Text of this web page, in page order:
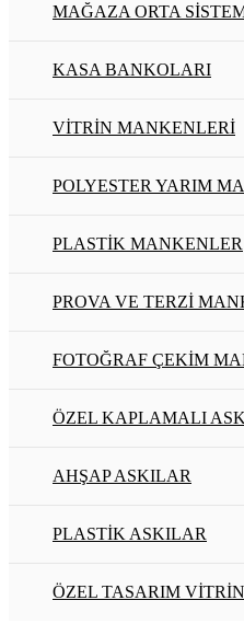
MAĞAZA ORTA
KASA BANKOLARI
VİTRİN MANKENLERİ
POLYESTER YARIM
PLASTİK MANKENLER
PROVA VE TERZİ
FOTOĞRAF ÇEKİM
ÖZEL KAPLAMALI
AHŞAP ASKILAR
PLASTİK ASKILAR
ÖZEL TASARIM